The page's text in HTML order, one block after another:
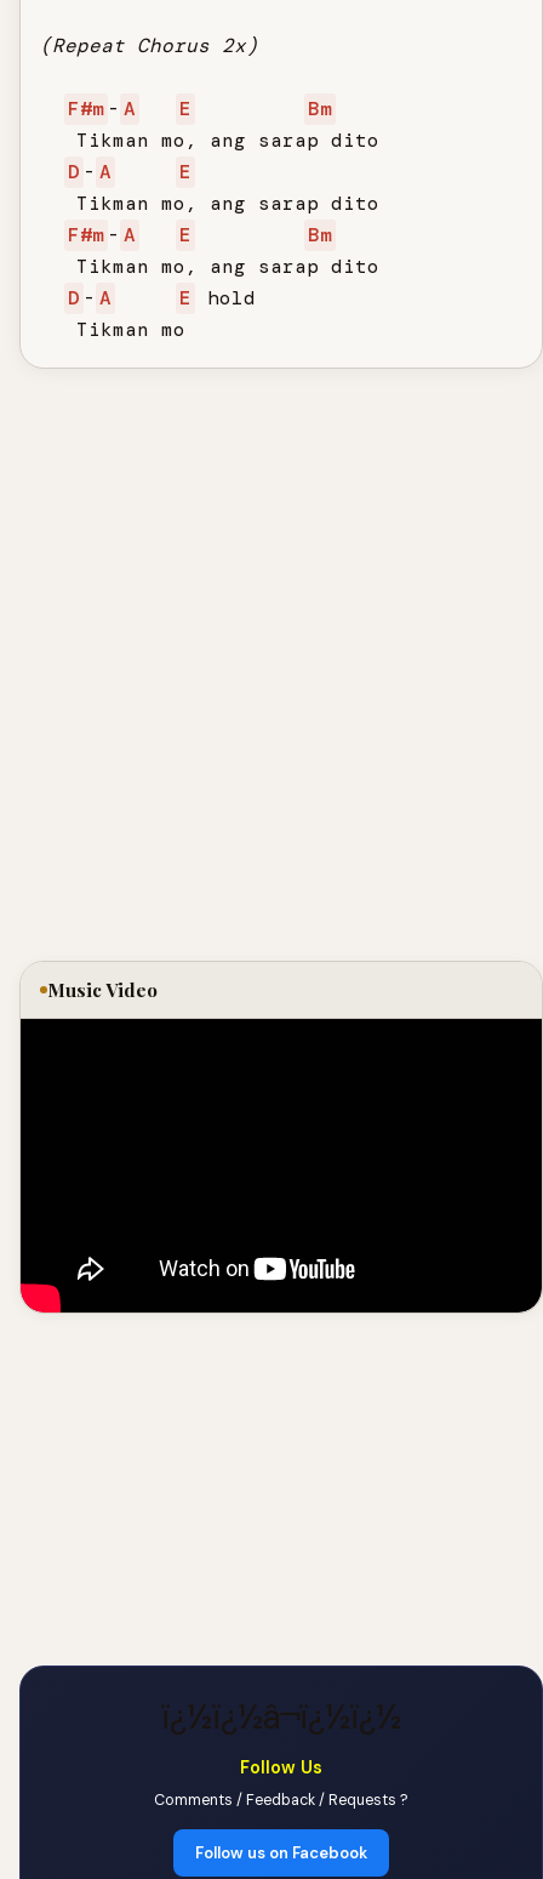
(Repeat Chorus 2x)
F#m - A E
Bm
   Tikman mo, ang sarap dito
D - A
E
   Tikman mo, ang sarap dito
F#m - A E
Bm
   Tikman mo, ang sarap dito
D - A E
hold
   Tikman mo
Music Video
ï¿½ï¿½â¬ï¿½ï¿½
Follow Us
Comments / Feedback / Requests ?
Follow us on Facebook